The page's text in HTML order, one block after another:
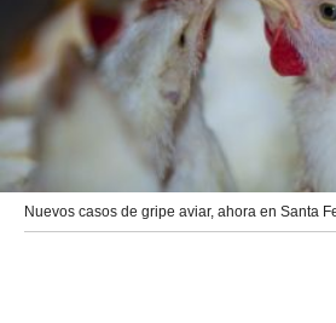
Nuevos casos de gripe aviar, ahora en Santa